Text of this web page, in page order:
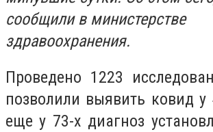
сообщили в министерстве
здравоохранения.
Проведено 1223
позволили выявить ковид у
еще у 73-х диагноз